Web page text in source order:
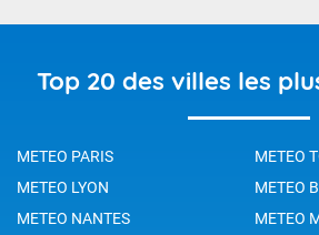
Top 20 des villes les
METEO PARIS
METEO
METEO LYON
METEO
METEO NANTES
METEO